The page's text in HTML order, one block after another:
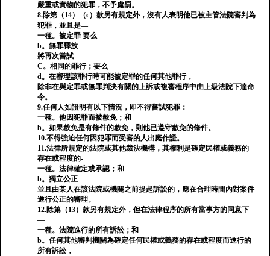
嚴重或實物的犯罪，不予處罰。
8.除第（14）（c）款另有規定外，沒有人表明他已被主管法院審判為
犯罪，並且是—
一種。被定罪 要么
b。無罪釋放
將再次嘗試-
C。相同的罪行；要么
d。在審理該罪行時可能被定罪的任何其他罪行，
除非在與定罪或無罪判決有關的上訴或複審程序中由上級法院下達命
令。
9.任何人如證明有以下情況，即不得嘗試犯罪：
一種。他因犯罪而被赦免；和
b。如果赦免是有條件的赦免，則他已遵守赦免的條件。
10.不得強迫任何因犯罪而受審的人出庭作證。
11.法律所規定的法院或其他裁決機構，其權利是確定民權或義務的
存在或程度的-
一種。法律確定或承認；和
b。獨立公正
並且由某人在該法院或機關之前提起訴訟的，應在合理時間內對案件
進行公正的審理。
12.除第（13）款另有規定外，但在法律程序的所有當事方的同意下
—
一種。法院進行的所有訴訟；和
b。任何其他審判機關為確定任何民權或義務的存在或程度而進行的
所有訴訟，